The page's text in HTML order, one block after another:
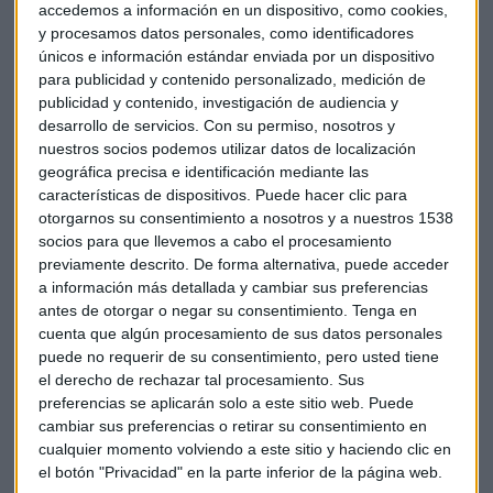
accedemos a información en un dispositivo, como cookies,
y procesamos datos personales, como identificadores
únicos e información estándar enviada por un dispositivo
para publicidad y contenido personalizado, medición de
publicidad y contenido, investigación de audiencia y
desarrollo de servicios. Con su permiso, nosotros y
nuestros socios podemos utilizar datos de localización
geográfica precisa e identificación mediante las
características de dispositivos. Puede hacer clic para
otorgarnos su consentimiento a nosotros y a nuestros 1538
socios para que llevemos a cabo el procesamiento
previamente descrito. De forma alternativa, puede acceder
a información más detallada y cambiar sus preferencias
antes de otorgar o negar su consentimiento. Tenga en
cuenta que algún procesamiento de sus datos personales
puede no requerir de su consentimiento, pero usted tiene
el derecho de rechazar tal procesamiento. Sus
preferencias se aplicarán solo a este sitio web. Puede
cambiar sus preferencias o retirar su consentimiento en
cualquier momento volviendo a este sitio y haciendo clic en
el botón "Privacidad" en la parte inferior de la página web.
una edificación de planta baja + 4 + ático.
¿Cuáles dirías que son los grandes atractivos de las
viviendas de esta promoción?
En cuanto a las características más destacadas de las
viviendas, señalar que todas las viviendas tienen doble
orientación y disfrutan de iluminación natural e
interesantes vistas, además de un perfecto aislamiento que
las hace altamente eficientes. Todas disponen también de
amplias terrazas como prolongación de los salones.
Pero si hay algo que es importante destacar de esta
promoción, son las grandes superficies de las viviendas y
sus estancias, con salones superiores en todas las viviendas
a los 20 metros cuadrados, dormitorios con espacio para
una doble cama, cocinas con espacio para acoger una zona
de comedor y 2 baños completos, uno incluido en suite en el
dormitorio principal. Ello hace que la superficie construida